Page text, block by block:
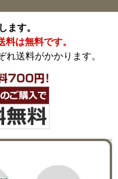
ます。
は無料です。
送料がかかります。